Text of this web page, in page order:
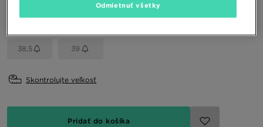
38,5 39
Skontrolujte veľkosť
Pridať do košíka
Odmietnuť všetky